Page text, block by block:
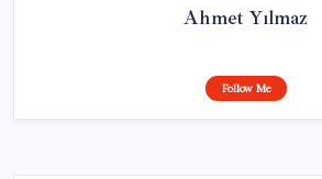
Ahmet Yılmaz
Follow Me